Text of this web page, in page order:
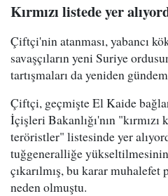
Kırmızı listede yer
Çiftçi'nin atanması, yabancı
savaşçıların yeni Suriye
tartışmaları da yeniden
Çiftçi, geçmişte El Kaide
İçişleri Bakanlığı'nın "kırmızı
teröristler" listesinde yer
tuğgeneralliğe yükseltilmesinin
çıkarılmış, bu karar
neden olmuştu.